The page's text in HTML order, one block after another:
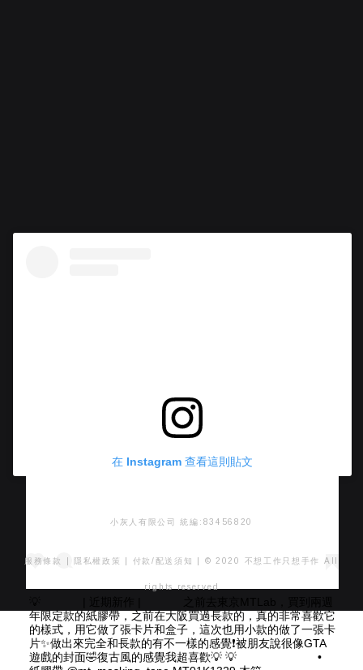
在 Instagram 查看這則貼文
年限定款的紙膠帶，之前在大阪買過長款的，真的非常喜歡它
的樣式，用它做了張卡片和盒子，這次也用小款的做了一張卡
片✨做出來完全和長款的有不一樣的感覺❗️被朋友說很像GTA
遊戲的封面🤣復古風的感覺我超喜歡💡 💡 ⠀⠀ ⠀⠀ ⠀⠀ ⠀⠀ •
小灰人有限公司 統編:83456820
服務條款 隱私權政策 付款/配送須知 | © 2020 不想工作只想手作 All
rights reserved